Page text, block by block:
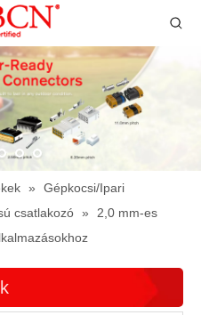
»
Gépkocsi/Ipari
csatlakozó »
2,0 mm-es